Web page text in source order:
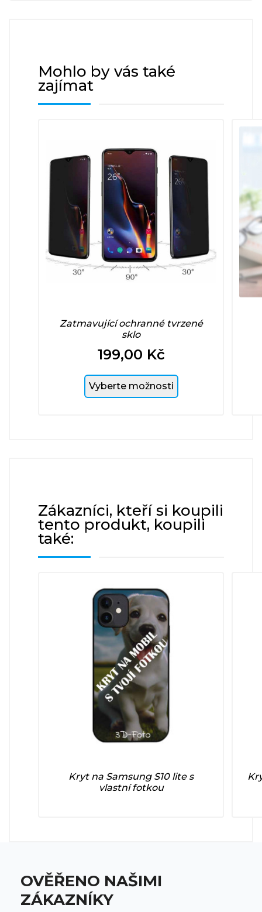
Mohlo by vás také
zajímat
Zatmavující ochranné tvrzené
sklo
Cena
199,00 Kč
Vyberte možnosti
Zákazníci, kteří si koupili
tento produkt, koupili
také:
Kryt na Samsung S10 lite s
vlastní fotkou
OVĚŘENO NAŠIMI
ZÁKAZNÍKY